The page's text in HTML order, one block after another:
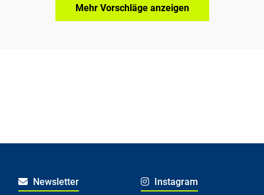
Mehr Vorschläge anzeigen
Newsletter Instagram